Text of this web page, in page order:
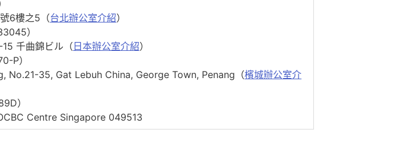
6樓之5（台北辦公室介紹）
）
千曲錦ビル（ 日本辦公室介紹）
P）
No.21-35, Gat Lebuh China, George Town, Penang（檳城辦公室介
）
Centre Singapore 049513